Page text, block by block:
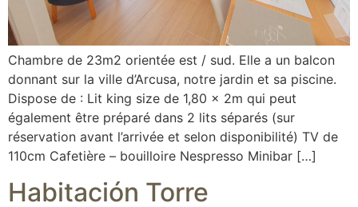
Chambre de 23m2 orientée est / sud. Elle a un balcon
donnant sur la ville d’Arcusa, notre jardin et sa piscine.
Dispose de : Lit king size de 1,80 x 2m qui peut
également être préparé dans 2 lits séparés (sur
réservation avant l’arrivée et selon disponibilité) TV de
110cm Cafetière – bouilloire Nespresso Minibar […]
Habitación Torre